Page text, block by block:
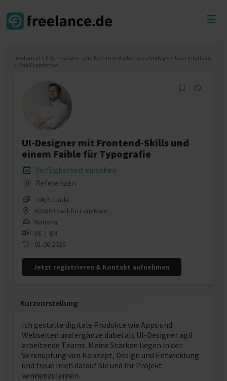
freelancer » Informations- und Kommunikationstechnologie » User Interface
/ User Experience
UI-Designer mit Frontend-Skills und
einem Faible für Typografie
Verfügbarkeit einsehen
0 Referenzen
70€/Stunde
60386 Frankfurt am Main
National
DE | EN
01.06.2026
Jetzt registrieren & Kontakt aufnehmen
Kurzvorstellung
Ich gestalte digitale Produkte wie Apps und
Webseiten und ergänze dabei als UI-Designer agil
arbeitende Teams. Meine Stärken liegen in der
Verknüpfung von Konzept, Design und Entwicklung
und freue mich darauf Sie und Ihr Projekt
kennenzulernen.